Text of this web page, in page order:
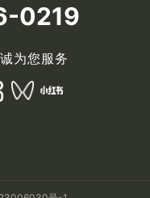
0219
为您服务